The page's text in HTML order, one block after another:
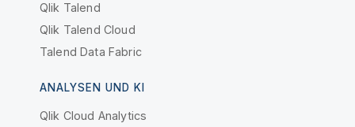
Qlik Talend
Qlik Talend Cloud
Talend Data Fabric
ANALYSEN UND KI
Qlik Cloud Analytics